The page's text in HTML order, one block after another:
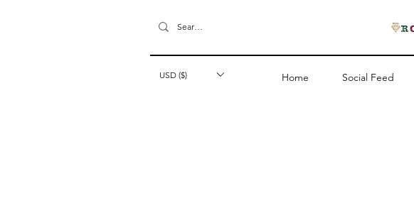
USD ($) Home Social Feed